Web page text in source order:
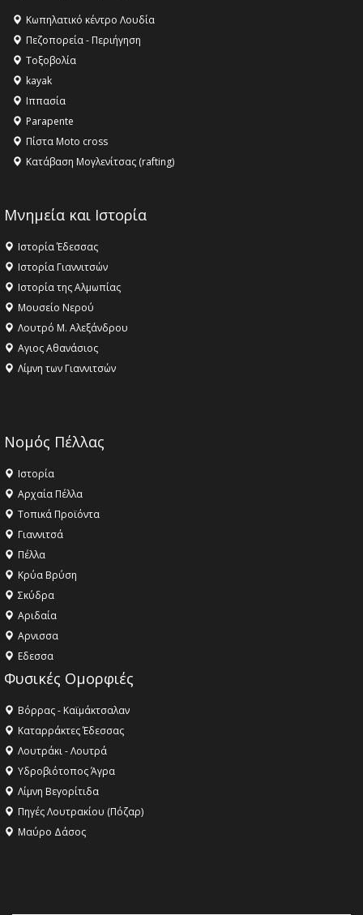
Κωπηλατικό κέντρο Λουδία
Πεζοπορεία - Περιήγηση
Τοξοβολία
kayak
Ιππασία
Parapente
Πίστα Moto cross
Κατάβαση Μογλενίτσας (rafting)
Μνημεία και Ιστορία
Ιστορία Έδεσσας
Ιστορία Γιαννιτσών
Ιστορία της Αλμωπίας
Μουσείο Νερού
Λουτρό Μ. Αλεξάνδρου
Αγιος Αθανάσιος
Λίμνη των Γιαννιτσών
Νομός Πέλλας
Ιστορία
Αρχαία Πέλλα
Τοπικά Προϊόντα
Γιαννιτσά
Πέλλα
Κρύα Βρύση
Σκύδρα
Αριδαία
Aρνισσα
Eδεσσα
Φυσικές Ομορφιές
Βόρρας - Καϊμάκτσαλαν
Καταρράκτες Έδεσσας
Λουτράκι - Λουτρά
Υδροβιότοπος Άγρα
Λίμνη Βεγορίτιδα
Πηγές Λουτρακίου (Πόζαρ)
Μαύρο Δάσος